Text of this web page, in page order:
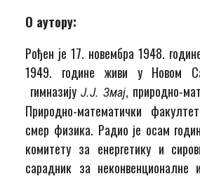
О аутору:
Рођен je 17. новембра 1948.
1949. године живи у Новом
гимназију Ј.Ј. Змај, природно-
Природно-математички
смер физика. Радио је осам
комитету за енергетику и
сарадник за неконвенционалне